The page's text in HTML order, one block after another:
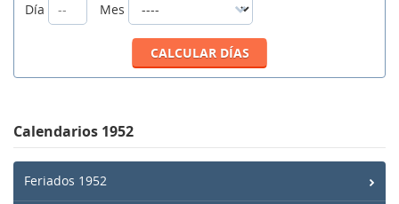
Día
Mes
Calendarios 1952
Feriados 1952